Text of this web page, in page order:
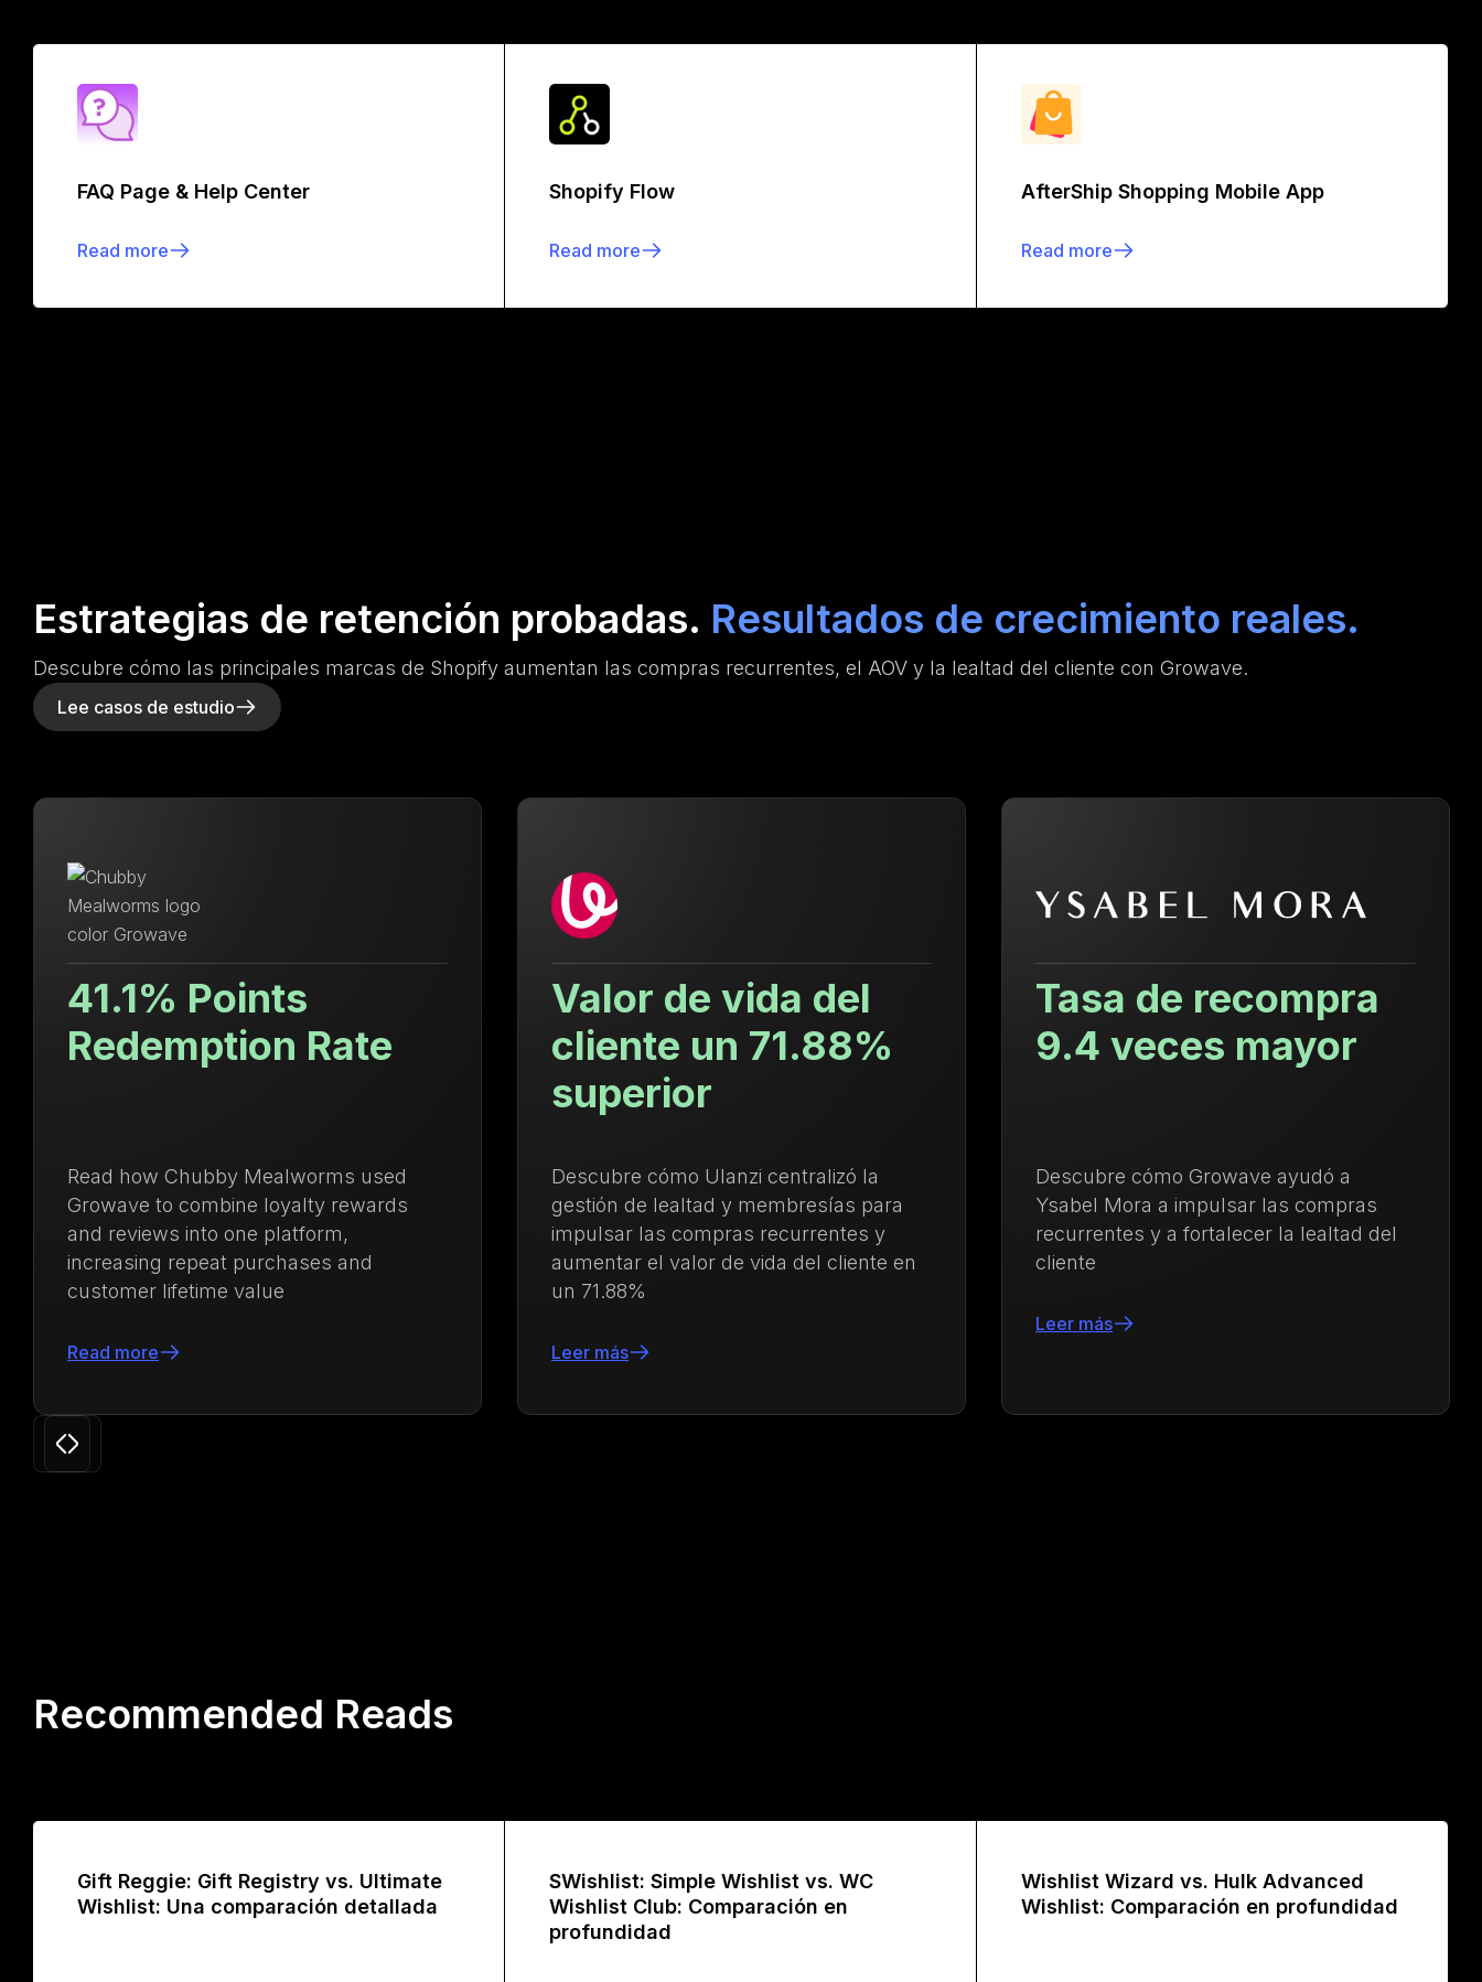
FAQ Page & Help Center
Read more
Shopify Flow
Read more
AfterShip Shopping Mobile App
Read more
Estrategias de retención probadas. Resultados de crecimiento reales.
Descubre cómo las principales marcas de Shopify aumentan las compras recurrentes, el AOV y la lealtad del cliente con Growave.
Lee casos de estudio
Valor de vida del
cliente un 71.88%
Descubre cómo Ulanzi centralizó la
gestión de lealtad y membresías para
impulsar las compras recurrentes y
aumentar el valor de vida del cliente en
un 71.88%
Tasa de recompra
9.4 veces mayor
Descubre cómo Growave ayudó a
Ysabel Mora a impulsar las compras
recurrentes y a fortalecer la lealtad del
cliente
29.84%
en el AOV
Descubre cómo Kayser Lingerie
aumentó el AOV y fortaleció las
repetidas con una estrategia
Slide 3 of 24.
Recommended Reads
Gift Reggie: Gift Registry vs. Ultimate
Wishlist: Una comparación detallada
SWishlist: Simple Wishlist vs. WC
Wishlist Club: Comparación en
profundidad
Wishlist Wizard vs. Hulk Advanced
Wishlist: Comparación en profundidad